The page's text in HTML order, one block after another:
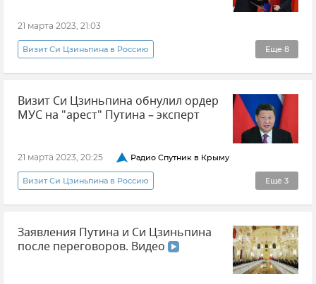
21 марта 2023, 21:03
Еще 8
Визит Си Цзиньпина в Россию
Си Цзиньпин (председатель КНР)
Владимир Путин (политик) Политика
Новости
Визит Си Цзиньпина обнулил ордер
МУС на "арест" Путина – эксперт
21 марта 2023, 20:25 Радио Спутник в Крыму
Еще 3
Визит Си Цзиньпина в Россию
Владимир Путин посетил Мариуполь
Си Цзиньпин (председатель КНР)
Вадим Колесниченко
Заявления Путина и Си Цзиньпина
после переговоров. Видео